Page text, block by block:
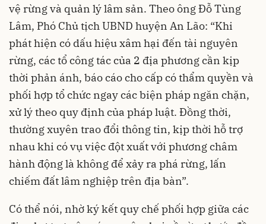
vệ rừng và quản lý lâm sản. Theo ông Đỗ Tùng
Lâm, Phó Chủ tịch UBND huyện An Lão: “Khi
phát hiện có dấu hiệu xâm hại đến tài nguyên
rừng, các tổ công tác của 2 địa phương cần kịp
thời phản ánh, báo cáo cho cấp có thẩm quyền và
phối hợp tổ chức ngay các biện pháp ngăn chặn,
xử lý theo quy định của pháp luật. Đồng thời,
thường xuyên trao đổi thông tin, kịp thời hỗ trợ
nhau khi có vụ việc đột xuất với phương châm
hành động là không để xảy ra phá rừng, lấn
chiếm đất lâm nghiệp trên địa bàn”.
Có thể nói, nhờ ký kết quy chế phối hợp giữa các